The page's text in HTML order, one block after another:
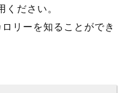
ください。
リーを知ることができ